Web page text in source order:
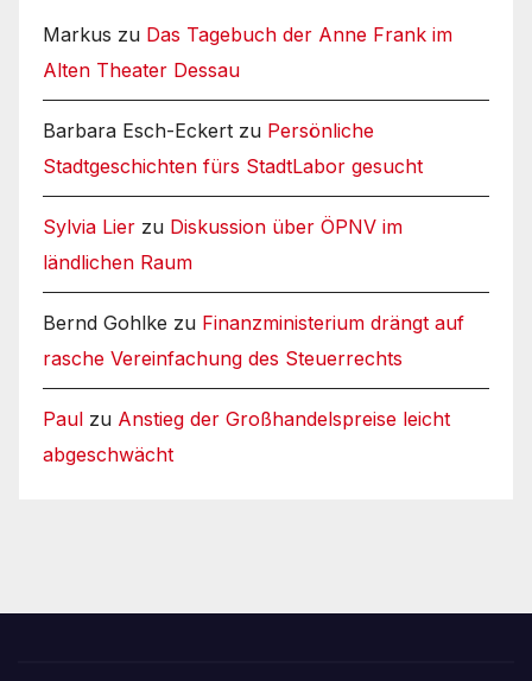
Markus zu Das Tagebuch der Anne Frank im
Alten Theater Dessau
Barbara Esch-Eckert zu Persönliche
Stadtgeschichten fürs StadtLabor gesucht
Sylvia Lier zu Diskussion über ÖPNV im
ländlichen Raum
Bernd Gohlke zu Finanzministerium drängt auf
rasche Vereinfachung des Steuerrechts
Paul zu Anstieg der Großhandelspreise leicht
abgeschwächt